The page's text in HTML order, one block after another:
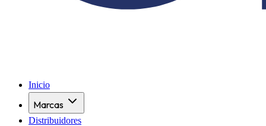
Inicio
Marcas
Distribuidores